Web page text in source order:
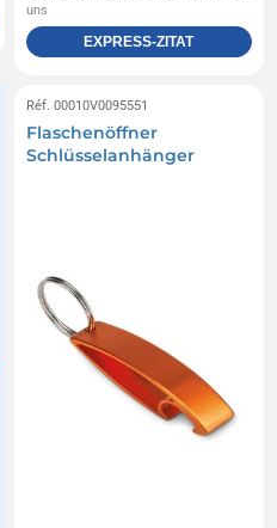
uns
EXPRESS-ZITAT
Réf. 00010V0095551
Flaschenöffner
Schlüsselanhänger